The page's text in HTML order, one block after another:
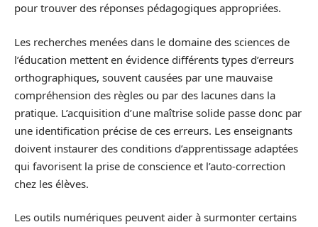
pour trouver des réponses pédagogiques appropriées.
Les recherches menées dans le domaine des sciences de
l’éducation mettent en évidence différents types d’erreurs
orthographiques, souvent causées par une mauvaise
compréhension des règles ou par des lacunes dans la
pratique. L’acquisition d’une maîtrise solide passe donc par
une identification précise de ces erreurs. Les enseignants
doivent instaurer des conditions d’apprentissage adaptées
qui favorisent la prise de conscience et l’auto-correction
chez les élèves.
Les outils numériques peuvent aider à surmonter certains